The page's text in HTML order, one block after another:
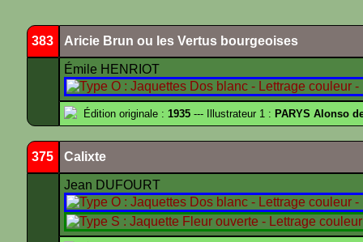
383 Aricie Brun ou les Vertus bourgeoises
Émile HENRIOT
Édition originale : 1935 --- Illustrateur 1 : PARYS Alonso
375 Calixte
Jean DUFOURT